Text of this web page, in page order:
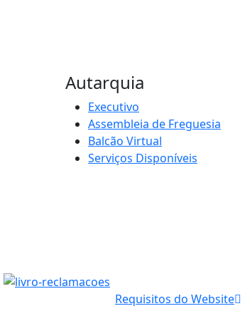
Autarquia
Executivo
Assembleia de Freguesia
Balcão Virtual
Serviços Disponíveis
Requisitos do Website